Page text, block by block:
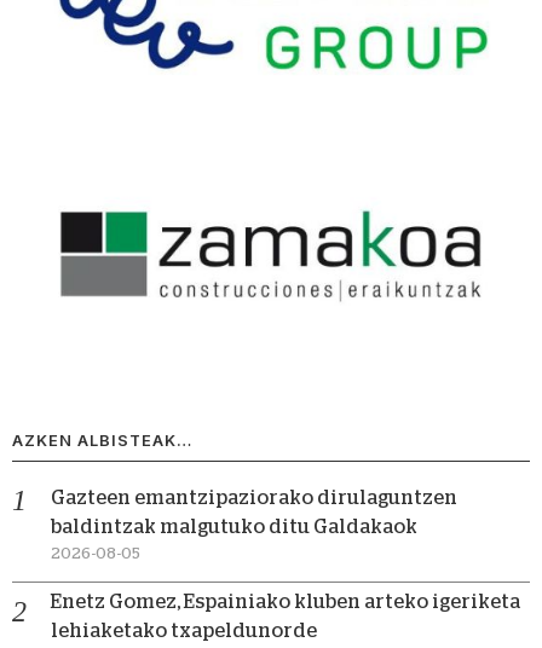
AZKEN ALBISTEAK…
Gazteen emantzipaziorako dirulaguntzen
baldintzak malgutuko ditu Galdakaok
2026-08-05
Enetz Gomez, Espainiako kluben arteko igeriketa
lehiaketako txapeldunorde